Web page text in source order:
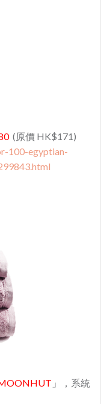
(原價 HK$171)
100-egyptian-
」，系統